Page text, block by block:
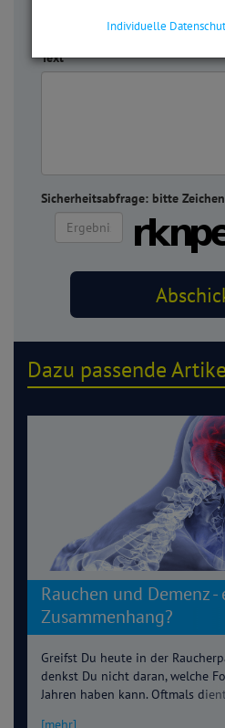
Text
Sicherheitsabfrage: bitte
Dazu passende
Rauchen und Demenz
Zusammenhang?
Greifst Du heute in der
denkst Du nicht daran, welche
Jahren haben kann. Oftmals
Individuelle